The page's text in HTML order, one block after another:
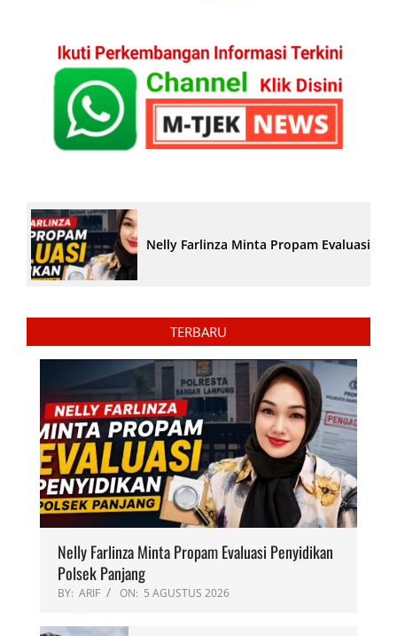
Nelly Farlinza Minta Propam Evaluasi
TERBARU
Nelly Farlinza Minta Propam Evaluasi Penyidikan
Polsek Panjang
BY: ARIF ON: 5 AGUSTUS 2026